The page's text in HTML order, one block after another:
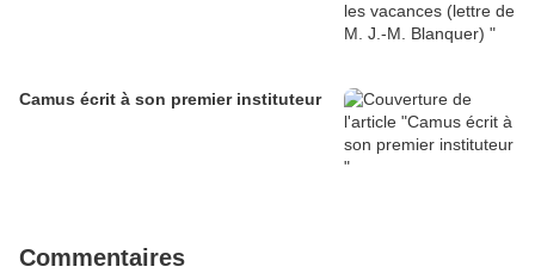
Camus écrit à son premier instituteur
Commentaires